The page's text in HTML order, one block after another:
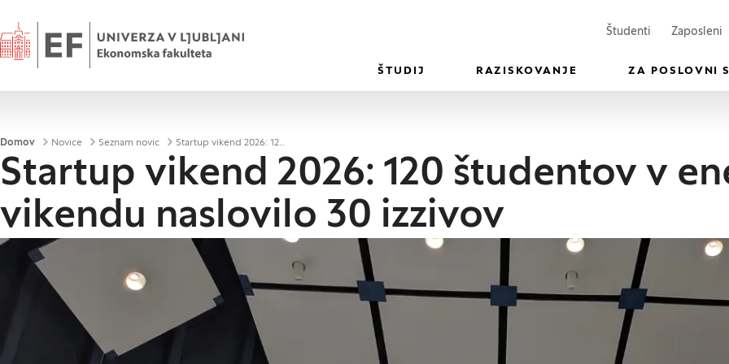
Domov Študenti (Odpre se v
Zaposleni
ŠTUDIJ RAZISKOVANJE ZA POSLOVNI
Drobtinice
Domov Novice Seznam novic Startup vikend 2026: 120 študentov v enem vikendu naslovilo 30 izzivov
Startup vikend 2026: 120 študentov v
vikendu naslovilo 30 izzivov